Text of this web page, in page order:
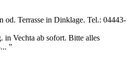
od. Terrasse in Dinklage. Tel.: 04443-
in Vechta ab sofort. Bitte alles
”